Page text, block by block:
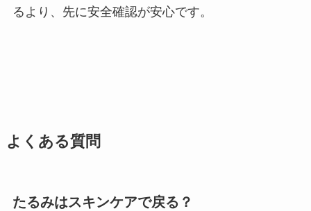
るより、先に安全確認が安心です。
よくある質問
たるみはスキンケアで戻る？